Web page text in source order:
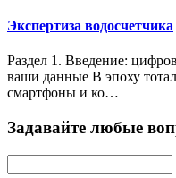
Экспертиза водосчетчика
Раздел 1. Введение:
ваши данные В эпоху
смартфоны и ко…
Задавайте любые